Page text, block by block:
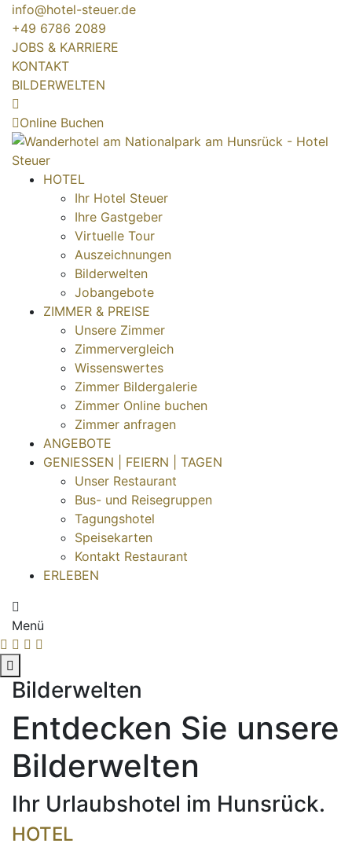
info@hotel-steuer.de
+49 6786 2089
JOBS & KARRIERE
KONTAKT
BILDERWELTEN
Online Buchen
HOTEL
Ihr Hotel Steuer
Ihre Gastgeber
Virtuelle Tour
Auszeichnungen
Bilderwelten
Jobangebote
ZIMMER & PREISE
Unsere Zimmer
Zimmervergleich
Wissenswertes
Zimmer Bildergalerie
Zimmer Online buchen
Zimmer anfragen
ANGEBOTE
GENIESSEN | FEIERN | TAGEN
Unser Restaurant
Bus- und Reisegruppen
Tagungshotel
Speisekarten
Kontakt Restaurant
ERLEBEN
Menü
Bilderwelten
Entdecken Sie unsere
Bilderwelten
Ihr Urlaubshotel im Hunsrück.
HOTEL